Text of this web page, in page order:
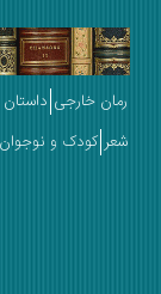
خارجی داستان کوتاه
کودک و نوجوان طرح